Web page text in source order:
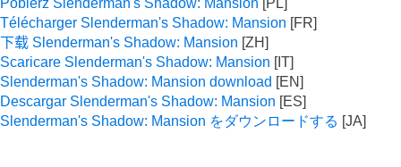
Pobierz Slenderman's Shadow: Mansion
Télécharger Slenderman's Shadow: Mansion
下载 Slenderman's Shadow: Mansion
Scaricare Slenderman's Shadow: Mansion
Slenderman's Shadow: Mansion download
Descargar Slenderman's Shadow: Mansion
Slenderman's Shadow: Mansion をダウンロードする